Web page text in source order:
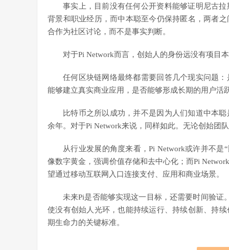
事实上，目前没有任何公开资料能够证明尼古
背景和职业经历，而中本聪至今仍保持匿名，两者
合作为社区讨论，而不是事实判断。
对于Pi Network而言，创始人的身份远没有项目本
任何区块链网络最终都需要回答几个现实问题
能够建立真实商业应用，是否能够形成长期的用户活
比特币之所以成功，并不是因为人们知道中本
余年。对于Pi Network来说，同样如此。无论创始团
从行业发展的角度来看，Pi Network或许并不
像数字黄金，强调价值存储和去中心化；而Pi
望通过移动互联网入口连接支付、应用和商业场景。
未来Pi是否能够实现这一目标，还需要时间验证
使没有创始人光环，也能持续运行、持续创新、持
期生命力的关键标准。